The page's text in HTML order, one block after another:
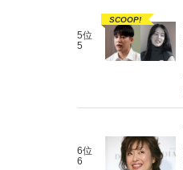
5位
5
SCOOP!
6位
6